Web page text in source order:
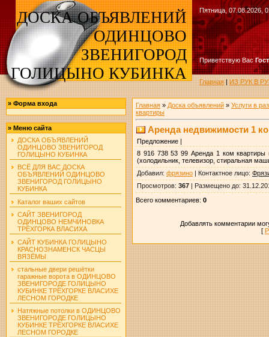
ДОСКА ОБЪЯВЛЕНИЙ
ОДИНЦОВО
ЗВЕНИГОРОД
ГОЛИЦЫНО КУБИНКА
Пятница, 07.08.2026,
Приветствую Вас
Главная|ИЗ РУК В
» Форма входа
» Меню сайта
ДОСКА ОБЪЯВЛЕНИЙ
ОДИНЦОВО ЗВЕНИГОРОД
ГОЛИЦЫНО КУБИНКА
ВСЁ ДЛЯ ВАС ДОСКА
ОБЪЯВЛЕНИЙ ОДИНЦОВО
ЗВЕНИГОРОД ГОЛИЦЫНО
КУБИНКА
Каталог ваших сайтов
САЙТ ЗВЕНИГОРОД
ОДИНЦОВО НЕМЧИНОВКА
ТРЁХГОРКА ВЛАСИХА
САЙТ КУБИНКА ГОЛИЦЫНО
КРАСНОЗНАМЕНСК ЧАСЦЫ
ВЯЗЁМЫ
стальные двери решётки
гаражные ворота в ОДИНЦОВО
ЗВЕНИГОРОДЕ ГОЛИЦЫНО
КУБИНКЕ ТРЁХГОРКЕ ВЛАСИХЕ
ЛЕСНОМ ГОРОДКЕ
Натяжные потолки в ОДИНЦОВО
ЗВЕНИГОРОДЕ ГОЛИЦЫНО
КУБИНКЕ ТРЁХГОРКЕ ВЛАСИХЕ
ЛЕСНОМ ГОРОДКЕ
Главная» Доска объявлений» Услуги в
квартиры
Аренда недвижимости 1
Предложение |
8 916 738 53 99 Аренда 1 ком квартиры
(холодильник, телевизор, стиральная
Добавил: фрязино| Контактное лицо:
Просмотров: 367| Размещено до:
Всего комментариев: 0
Добавлять комментарии
[